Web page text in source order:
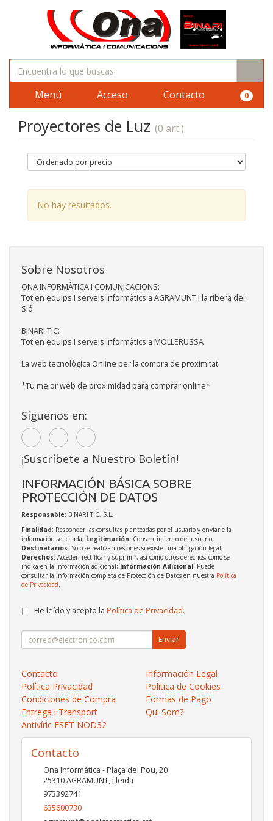
Menú Acceso Contacto 0
Proyectores de Luz (0 art.)
No hay resultados.
Sobre Nosotros
ONA INFORMÀTICA I COMUNICACIONS:
Tot en equips i serveis informàtics a AGRAMUNT i la ribera del
Sió
BINARI TIC:
Tot en equips i serveis informàtics a MOLLERUSSA
La web tecnològica Online per la compra de proximitat
*Tu mejor web de proximidad para comprar online*
Síguenos en:
¡Suscríbete a Nuestro Boletín!
INFORMACIÓN BÁSICA SOBRE
PROTECCIÓN DE DATOS
Responsable: BINARI TIC, S.L.
Finalidad: Responder las consultas planteadas por el usuario y enviarle la
información solicitada; Legitimación: Consentimiento del usuario;
Destinatarios: Solo se realizan cesiones si existe una obligación legal;
Derechos: Acceder, rectificar y suprimir, así como otros derechos, como se
indica en la información adicional; Información Adicional: Puede
consultar la información completa de Protección de Datos en nuestra Política
de Privacidad.
He leído y acepto la Política de Privacidad.
Enviar
Contacto
Información Legal
Política Privacidad
Política de Cookies
Condiciones de Compra
Formas de Pago
Entrega i Transport
Qui Som?
Antivíric ESET NOD32
Contacto
Ona Informàtica - Plaça del Pou, 20
25310AGRAMUNT,Lleida
973392741
635600730